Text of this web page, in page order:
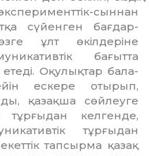
сыннан
сүйенген бағдар­
ұлт өкіл­деріне
бағытта
Оқулықтар бала­
ескере отырып,
қазақша сөйлеуге
тұрғыдан келгенде,
тұрғыдан
тапсырма қазақ